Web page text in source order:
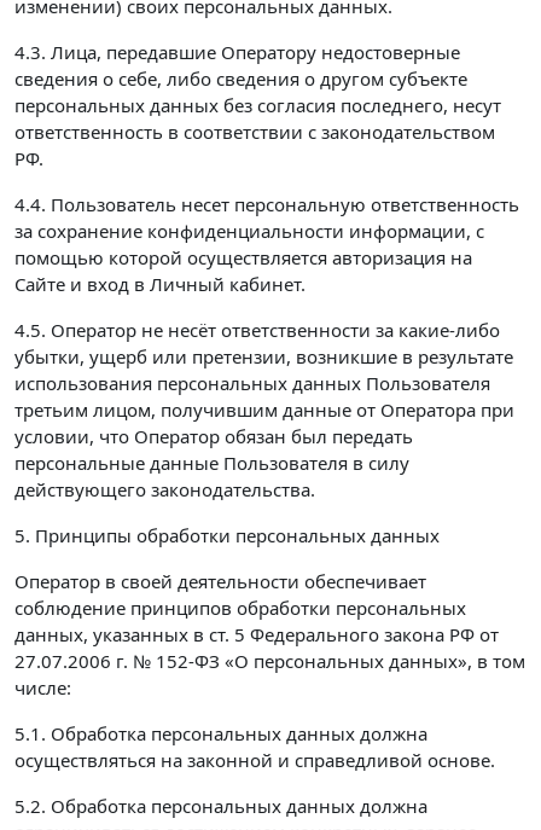
изменении) своих персональных данных.
4.3. Лица, передавшие Оператору недостоверные
сведения о себе, либо сведения о другом субъекте
персональных данных без согласия последнего, несут
ответственность в соответствии с законодательством
РФ.
4.4. Пользователь несет персональную ответственность
за сохранение конфиденциальности информации, с
помощью которой осуществляется авторизация на
Сайте и вход в Личный кабинет.
4.5. Оператор не несёт ответственности за какие-либо
убытки, ущерб или претензии, возникшие в результате
использования персональных данных Пользователя
третьим лицом, получившим данные от Оператора при
условии, что Оператор обязан был передать
персональные данные Пользователя в силу
действующего законодательства.
5. Принципы обработки персональных данных
Оператор в своей деятельности обеспечивает
соблюдение принципов обработки персональных
данных, указанных в ст. 5 Федерального закона РФ от
27.07.2006 г. № 152-ФЗ «О персональных данных», в том
числе:
5.1. Обработка персональных данных должна
осуществляться на законной и справедливой основе.
5.2. Обработка персональных данных должна